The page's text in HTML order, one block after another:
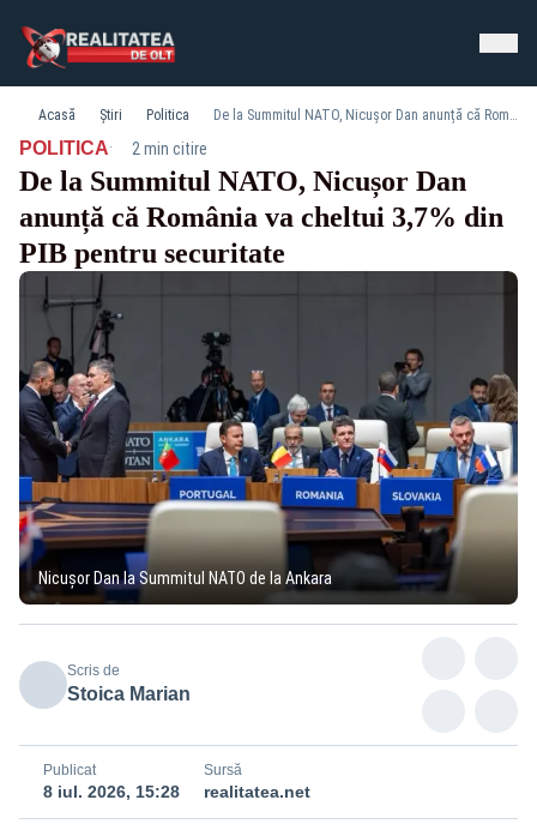
Acasă Știri Politica De la Summitul NATO, Nicușor Dan anunță că România va cheltui 3,7% din PIB pentru securitate
POLITICA· 2 min citire
De la Summitul NATO, Nicușor Dan
anunță că România va cheltui 3,7% din
PIB pentru securitate
Nicușor Dan la Summitul NATO de la Ankara
Scris de
Stoica Marian
Publicat
8 iul. 2026, 15:28
Sursă
realitatea.net